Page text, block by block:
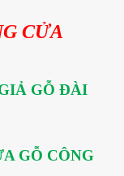
CỬA
GỖ ĐÀI
GỖ CÔNG